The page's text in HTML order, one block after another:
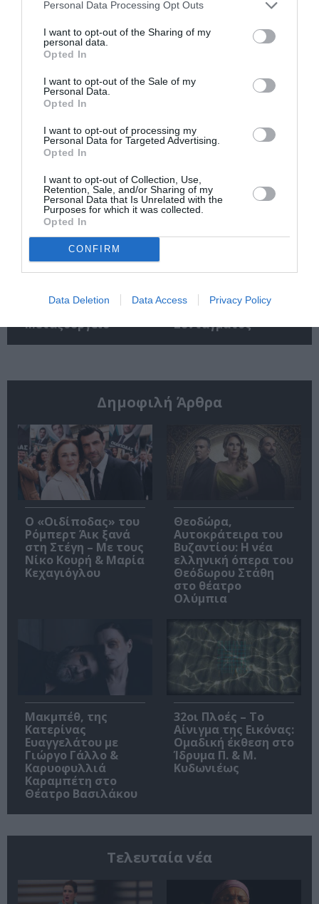
Personal Data Processing Opt Outs
I want to opt-out of the Sharing of my
personal data.
Opted In
I want to opt-out of the Sale of my
Personal Data.
Opted In
I want to opt-out of processing my
Personal Data for Targeted Advertising.
Opted In
I want to opt-out of Collection, Use,
Retention, Sale, and/or Sharing of my
Personal Data that Is Unrelated with the
Purposes for which it was collected.
Opted In
CONFIRM
Data Deletion Data Access Privacy Policy
Η μακρά λίστα με
για το Βραβείο
Booker 2026
«Παρεμποδίζοντας
την αποστασία,
Παρουσίαση του
Μεταξουργείο
– Ανακρίνοντας το
Παρουσίαση του
Συντάγματος
Δημοφιλή Άρθρα
O «Οιδίποδας» του
Ρόμπερτ Άικ ξανά
στη Στέγη – Με τους
Νίκο Κουρή & Μαρία
Κεχαγιόγλου
Θεοδώρα,
Αυτοκράτειρα του
Βυζαντίου: Η νέα
ελληνική όπερα του
Θεόδωρου Στάθη
στο θέατρο
Ολύμπια
Μακμπέθ, της
Κατερίνας
Ευαγγελάτου με
Γιώργο Γάλλο &
Καρυοφυλλιά
Καραμπέτη στο
Θέατρο Βασιλάκου
32οι Πλοές – Το
Αίνιγμα της Εικόνας:
Ομαδική έκθεση στο
Ίδρυμα Π. & Μ.
Κυδωνιέως
Τελευταία νέα